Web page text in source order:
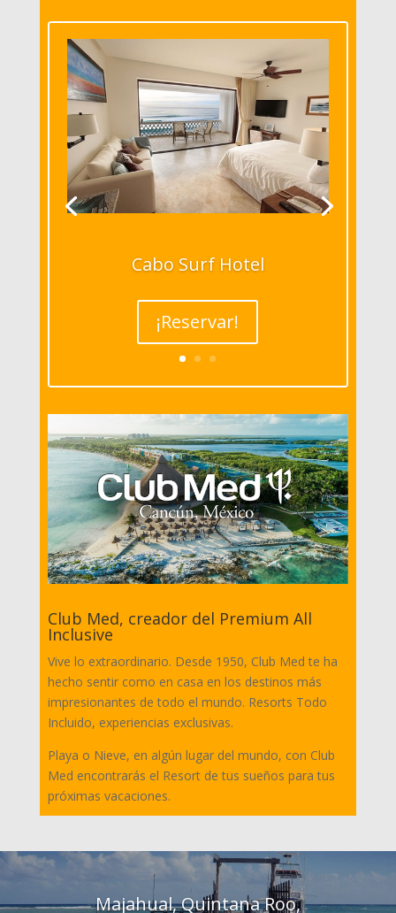
Cabo Surf Hotel
¡Reservar!
Club Med, creador del Premium All
Inclusive
Vive lo extraordinario. Desde 1950, Club Med te ha
hecho sentir como en casa en los destinos más
impresionantes de todo el mundo. Resorts Todo
Incluido, experiencias exclusivas.
Playa o Nieve, en algún lugar del mundo, con Club
Med encontrarás el Resort de tus sueños para tus
próximas vacaciones.
Majahual, Quintana Roo,